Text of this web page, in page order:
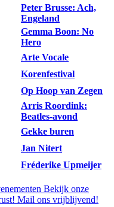
Peter Brusse: Ach,
Engeland
Gemma Boon: No
Hero
Arte Vocale
Korenfestival
Op Hoop van Zegen
Arris Roordink:
Beatles-avond
Gekke buren
Jan Nitert
Fréderike Upmeijer
Bekijk onze
Mail ons vrijblijvend!